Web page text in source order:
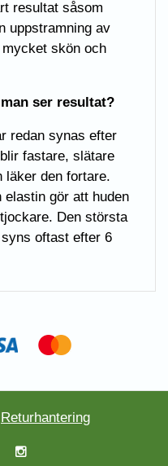
resultat såsom
uppstramning av
skön och
ser resultat?
redan synas efter
fastare, slätare
läker den fortare.
elastin gör att huden
Den största
oftast efter 6
Returhantering